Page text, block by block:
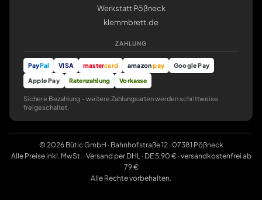
Werkstatt Pößneck
klemmbrett.de
ZAHLUNG
PayPal VISA mastercard amazonpay
Google Pay
Apple Pay
Ratenzahlung Vorkasse
Sichere Bezahlung – weitere Zahlungsarten werden schrittweise
freigeschaltet.
© 2026 Bütic GmbH · Bahnhofstraße 12 · 07381 Pößneck
Alle Preise inkl. MwSt. · Versand per DHL · DE 5,90 € · versandkostenfrei ab
79 €
Alle Rechte vorbehalten.